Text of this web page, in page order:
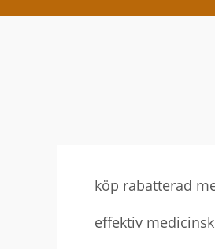
köp rabatterad
effektiv